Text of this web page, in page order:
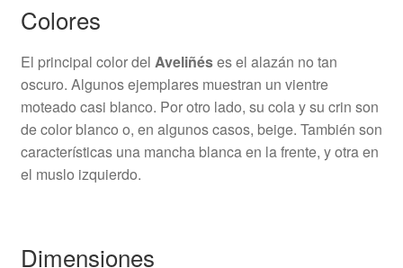
Colores
El principal color del Aveliñéses el alazán no tan
oscuro. Algunos ejemplares muestran un vientre
moteado casi blanco. Por otro lado, su cola y su crin son
de color blanco o, en algunos casos, beige. También son
características una mancha blanca en la frente, y otra en
el muslo izquierdo.
Dimensiones